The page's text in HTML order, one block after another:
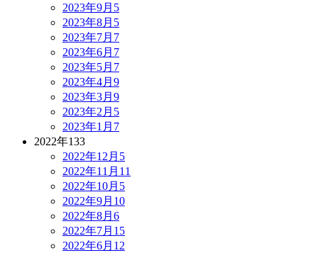
2023年9月 5
2023年8月 5
2023年7月 7
2023年6月 7
2023年5月 7
2023年4月 9
2023年3月 9
2023年2月 5
2023年1月 7
2022年133
2022年12月 5
2022年11月 11
2022年10月 5
2022年9月 10
2022年8月 6
2022年7月 15
2022年6月 12